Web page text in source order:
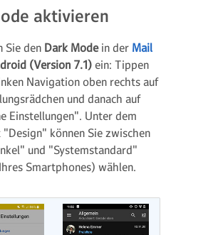
aktivieren
Sie den Dark Modein der Mail
(Version 7.1)ein: Tippen
Navigation oben rechts auf
und danach auf
Einstellungen". Unter dem
"Design" können Sie zwischen
und "Systemstandard"
Smartphones) wählen.